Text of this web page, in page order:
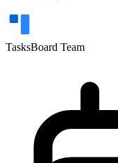
TasksBoard Team